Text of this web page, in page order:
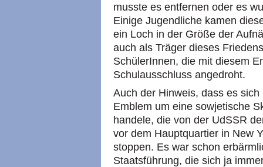
musste es entfernen oder es
Einige Jugendliche kamen
ein Loch in der Größe der
auch als Träger dieses
SchülerInnen, die mit diesem
Schulausschluss angedroht.
Auch der Hinweis, dass es
Emblem um eine sowjetische
handele, die von der UdSSR
vor dem Hauptquartier in New
stoppen. Es war schon
Staatsführung, die sich ja